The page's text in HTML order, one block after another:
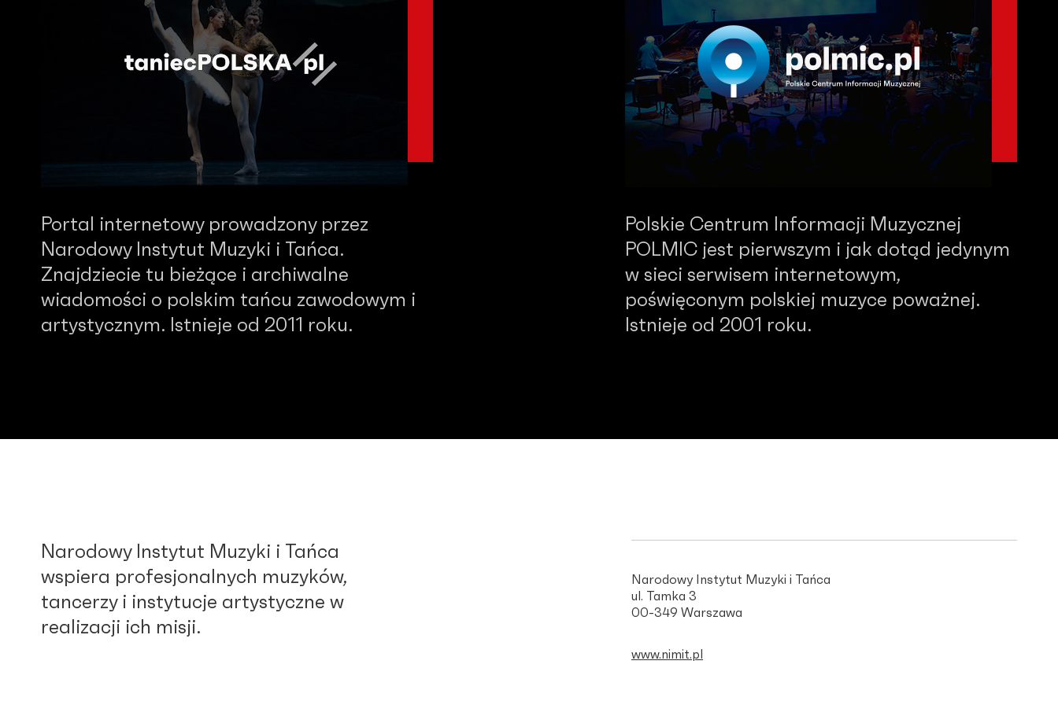
Portal internetowy prowadzony przez
Narodowy Instytut Muzyki i Tańca.
Znajdziecie tu bieżące i archiwalne
wiadomości o polskim tańcu zawodowym i
artystycznym. Istnieje od 2011 roku.
Polskie Centrum Informacji Muzycznej
POLMIC jest pierwszym i jak dotąd jedynym
w sieci serwisem internetowym,
poświęconym polskiej muzyce poważnej.
Istnieje od 2001 roku.
Narodowy Instytut Muzyki i Tańca
wspiera profesjonalnych muzyków,
tancerzy i instytucje artystyczne w
realizacji ich misji.
Narodowy Instytut Muzyki i Tańca
ul. Tamka 3
00-349 Warszawa
www.nimit.pl